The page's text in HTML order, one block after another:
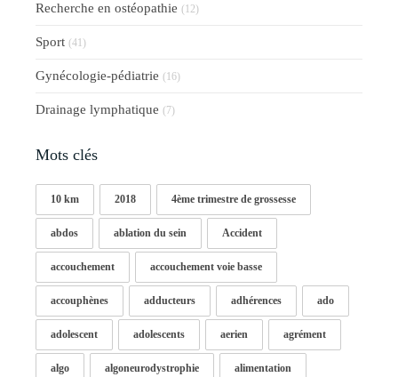
Recherche en ostéopathie (12)
Sport (41)
Gynécologie-pédiatrie (16)
Drainage lymphatique (7)
Mots clés
10 km 2018 4ème trimestre de grossesse
abdos ablation du sein Accident
accouchement accouchement voie basse
accouphènes adducteurs adhérences ado
adolescent adolescents aerien agrément
algo algoneurodystrophie alimentation